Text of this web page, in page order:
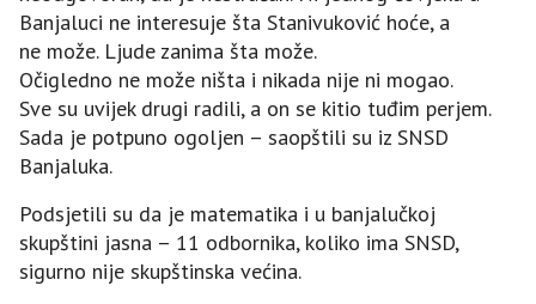
Banjaluci ne interesuje šta Stanivuković hoće, a
ne može. Ljude zanima šta može.
Očigledno ne može ništa i nikada nije ni mogao.
Sve su uvijek drugi radili, a on se kitio tuđim perjem.
Sada je potpuno ogoljen – saopštili su iz SNSD
Banjaluka.
Podsjetili su da je matematika i u banjalučkoj
skupštini jasna – 11 odbornika, koliko ima SNSD,
sigurno nije skupštinska većina.